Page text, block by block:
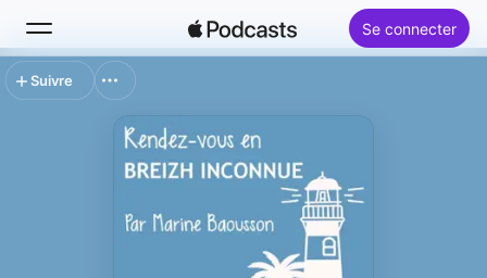
Se connecter
Rechercher
Suivre